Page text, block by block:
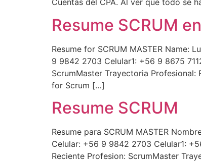
Cuentas del CPA. Al ver que todo se
Resume SCRUM
Resume for SCRUM MASTER Name:
9 9842 2703 Celular1: +56 9 8675
ScrumMaster Trayectoria
for Scrum […]
Resume SCRUM
Resume para SCRUM MASTER
Celular: +56 9 9842 2703 Celular1:
Reciente Profesion: ScrumMaster